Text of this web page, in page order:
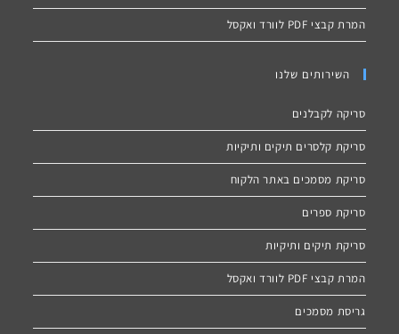
המרת קבצי PDF לוורד ואקסל
השירותים שלנו
סריקה לקבלנים
סריקת קלסרים תיקים ותיקיות
סריקת מסמכים באתר הלקוח
סריקת ספרים
סריקת תיקים ותיקיות
המרת קבצי PDF לוורד ואקסל
גריסת מסמכים